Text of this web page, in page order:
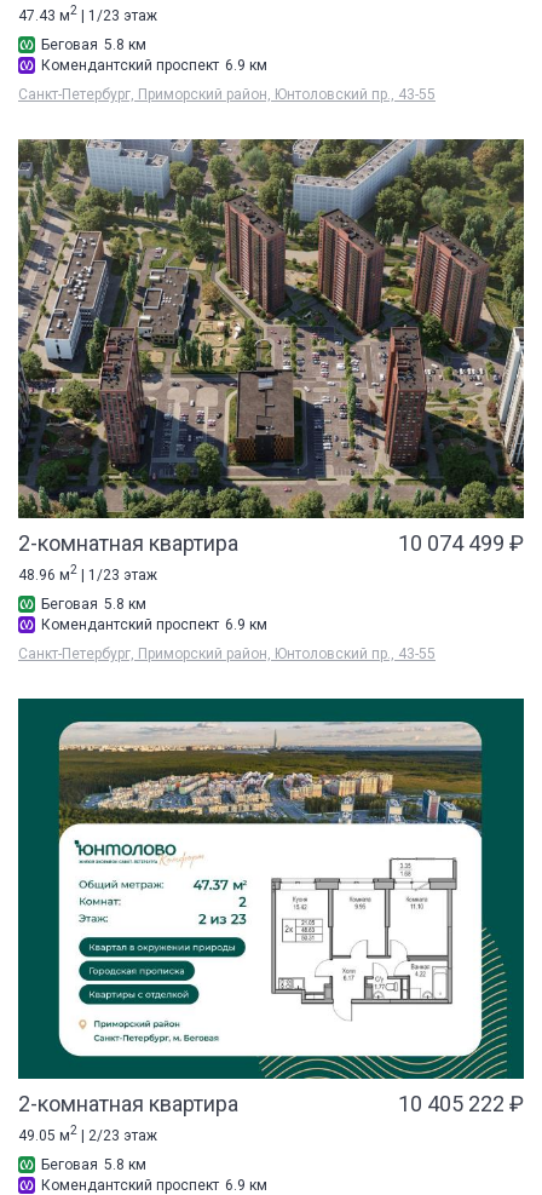
47.43 м2 | 1/23 этаж
Беговая 5.8 км
Комендантский проспект 6.9 км
Санкт-Петербург, Приморский район, Юнтоловский пр., 43-55
2-комнатная квартира 10 074 499 ₽
48.96 м2
| 1/23 этаж
Беговая 5.8 км
Комендантский проспект 6.9 км
Санкт-Петербург, Приморский район, Юнтоловский пр., 43-55
2-комнатная квартира 10 405 222 ₽
49.05 м2 | 2/23 этаж
Беговая 5.8 км
Комендантский проспект 6.9 км